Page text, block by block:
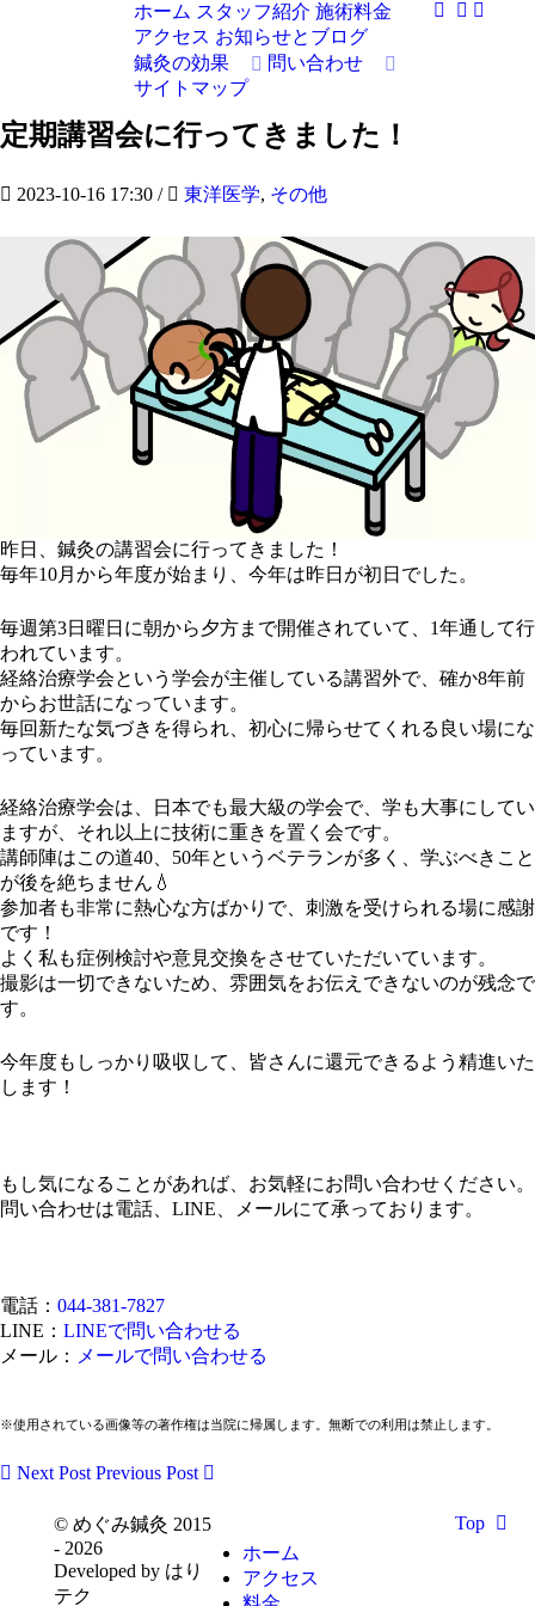
ホーム スタッフ紹介 施術料金
アクセス お知らせとブログ
鍼灸の効果
問い合わせ
サイトマップ
定期講習会に行ってきました！
2023-10-16 17:30 / 東洋医学, その他
昨日、鍼灸の講習会に行ってきました！
毎年10月から年度が始まり、今年は昨日が初日でした。
毎週第3日曜日に朝から夕方まで開催されていて、1年通して行
われています。
経絡治療学会という学会が主催している講習外で、確か8年前
からお世話になっています。
毎回新たな気づきを得られ、初心に帰らせてくれる良い場にな
っています。
経絡治療学会は、日本でも最大級の学会で、学も大事にしてい
ますが、それ以上に技術に重きを置く会です。
講師陣はこの道40、50年というベテランが多く、学ぶべきこと
が後を絶ちません💧
参加者も非常に熱心な方ばかりで、刺激を受けられる場に感謝
です！
よく私も症例検討や意見交換をさせていただいています。
撮影は一切できないため、雰囲気をお伝えできないのが残念で
す。
今年度もしっかり吸収して、皆さんに還元できるよう精進いた
します！
もし気になることがあれば、お気軽にお問い合わせください。
問い合わせは電話、LINE、メールにて承っております。
電話： 044-381-7827
LINE： LINEで問い合わせる
メール：
メールで問い合わせる
※使用されている画像等の著作権は当院に帰属します。無断での利用は禁止します。
Next Post Previous Post
© めぐみ鍼灸 2015
- 2026
Developed by はり
テク
ホーム
アクセス
Top